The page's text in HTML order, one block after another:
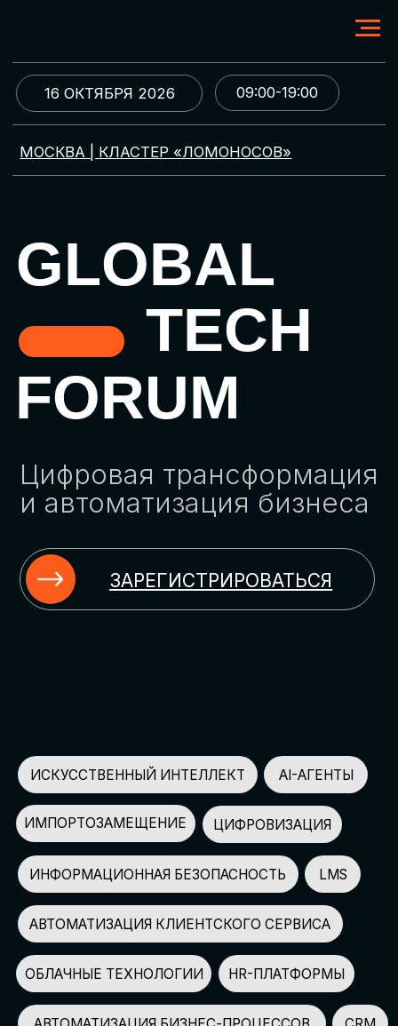
МОСКВА | КЛАСТЕР «ЛОМОНОСОВ»
GLOBAL
TECH
FORUM
Цифровая трансформация
и автоматизация бизнеса
ЗАРЕГИСТРИРОВАТЬСЯ
09:00-19:00
16 ОКТЯБРЯ 2026
ИСКУССТВЕННЫЙ ИНТЕЛЛЕКТ
НЕЙРОСЕТИ ДЛЯ БИЗНЕСА
КЭДО
ЦИФРОВИЗАЦИЯ
АВТОМАТИЗАЦИЯ HR
АВТОМАТИЗАЦИЯ МАРКЕТИНГА И ПРОДАЖ
AI-АССИСТЕНТЫ
ЧАТ-БОТЫ
ИМПОРТОЗАМЕЩЕНИЕ
СПИКЕРОВ
150+
100+